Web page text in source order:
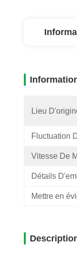
Lieu
Fluctuation
Vitesse De
Détails
Mettre en